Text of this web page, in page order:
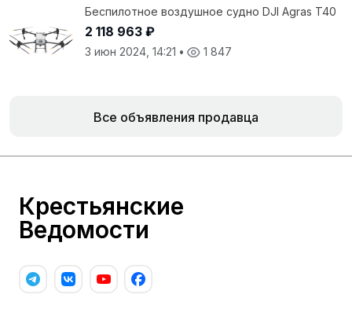
Беспилотное воздушное судно DJI Agras T40
2 118 963 ₽
3 июн 2024, 14:21 • 1 847
Все объявления продавца
Крестьянские
Ведомости